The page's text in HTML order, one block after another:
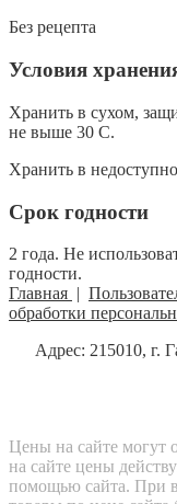
Без рецепта
Условия
Хранить в сухом,
не выше 30 С.
Хранить в
Срок годности
2 года. Не
годности.
Главная |
обработки
Адрес: 215010, г.
Цены на сайте могут
на сайте цены
помощью сайта. При